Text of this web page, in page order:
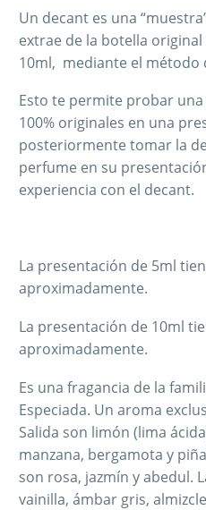
Un decant es una
extrae de la botella
10ml, mediante el método
Esto te permite probar
100% originales en una
posteriormente tomar la
perfume en su
experiencia con el decant.
La presentación de 5ml
aproximadamente.
La presentación de 10ml
aproximadamente.
Es una fragancia de la
Especiada. Un aroma
Salida son limón (lima
manzana, bergamota y
son rosa, jazmín y abedul.
vainilla, ámbar gris,